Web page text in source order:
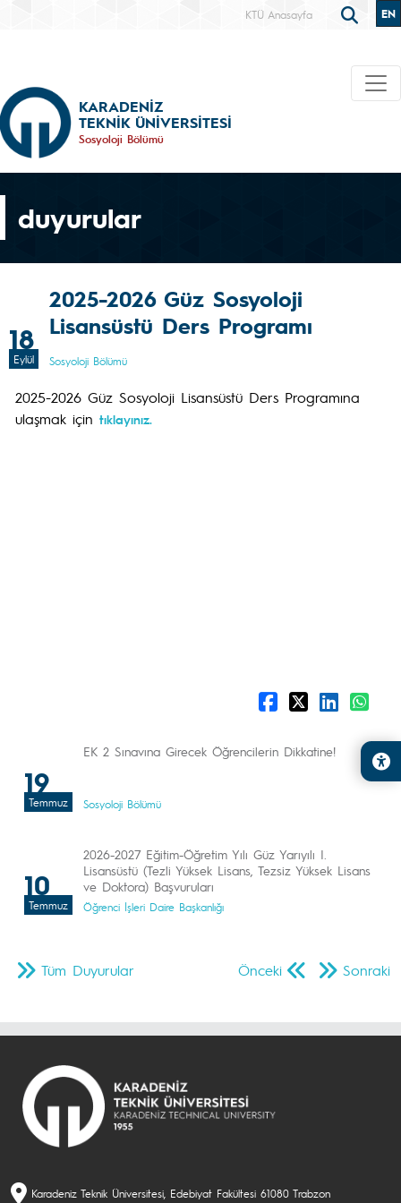
KTÜ Anasayfa EN
KARADENİZ
TEKNİK ÜNİVERSİTESİ
Sosyoloji Bölümü
duyurular
18
Eylül
2025-2026 Güz Sosyoloji
Lisansüstü Ders Programı
Sosyoloji Bölümü
2025-2026 Güz Sosyoloji Lisansüstü Ders Programına
ulaşmak için tıklayınız.
19
Temmuz
EK 2 Sınavına Girecek Öğrencilerin Dikkatine!
Sosyoloji Bölümü
10
Temmuz
2026-2027 Eğitim-Öğretim Yılı Güz Yarıyılı I.
Lisansüstü (Tezli Yüksek Lisans, Tezsiz Yüksek Lisans
ve Doktora) Başvuruları
Öğrenci İşleri Daire Başkanlığı
Önceki Sonraki
Tüm Duyurular
Karadeniz Teknik Üniversitesi, Edebiyat Fakültesi 61080 Trabzon